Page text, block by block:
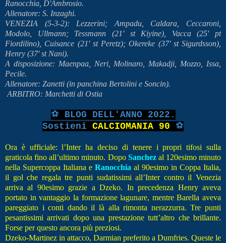
Ranocchia, D'Ambrosio.
Allenatore: S. Inzaghi.
VENEZIA (5-3-2): Lezzerini; Ampadu, Caldara, Ceccaroni,
Modolo, Ullmann; Tessmann (21' st Kiyine), Vacca (25' pt
Fiordilino), Cuisance (21' st Peretz); Okereke (37' st Sigurdsson),
Henry (37' st Nani).
A disposizione: Maenpaa, Neri, Molinaro, Makadji, Mozzo, Issa,
Pecile.
Allenatore: Zanetti (in panchina Bertolini e Soncin).
ARBITRO: Marchetti di Ostia
⚽ BLOG DELL'ANNO 2022.
Sostieni CALCIOMANIA 90 ⚽
Ora è ufficiale: l’Inter ha deciso di tenere i propri tifosi sulla
graticola fino all’ultimo minuto. Dopo Sanchez al 120esimo minuto
nella Supercoppa Italiana e Ranocchia al 90esimo in Coppa Italia,
il gol che regala tre punti sudatissimi all’Inter contro il Venezia
arriva al 90esimo grazie a Dzeko. In precedenza Henry aveva
portato in vantaggio la formazione lagunare, mentre Barella aveva
pareggiato i conti dando il là alla rimonta nerazzurra. Tre punti
pesantissimi arrivati dopo una prestazione tutt’altro che brillante.
Forse per questo ancora più preziosi.
Dzeko-Martinez in attacco, Darmian preferito a Dumfries. Queste le